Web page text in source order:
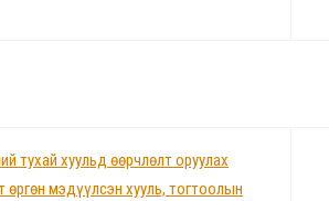
тухай хуульд өөрчлөлт оруулах
өргөн мэдүүлсэн хууль, тогтоолын